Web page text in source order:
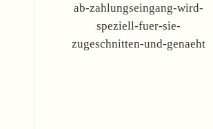
ab-zahlungseingang-wird-
speziell-fuer-sie-
zugeschnitten-und-genaeht